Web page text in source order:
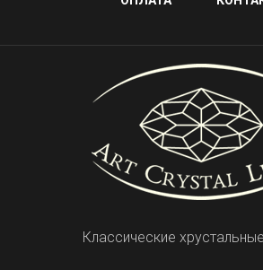
Классические